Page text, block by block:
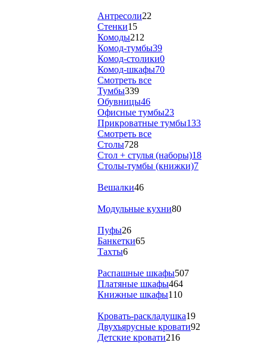
Антресоли22
Стенки15
Комоды212
Комод-тумбы39
Комод-столики0
Комод-шкафы70
Смотреть все
Тумбы339
Обувницы46
Офисные тумбы23
Прикроватные тумбы133
Смотреть все
Столы728
Стол + стулья (наборы)18
Столы-тумбы (книжки)7
Вешалки46
Модульные кухни80
Пуфы26
Банкетки65
Тахты6
Распашные шкафы507
Платяные шкафы464
Книжные шкафы110
Кровать-раскладушка19
Двухъярусные кровати92
Детские кровати216